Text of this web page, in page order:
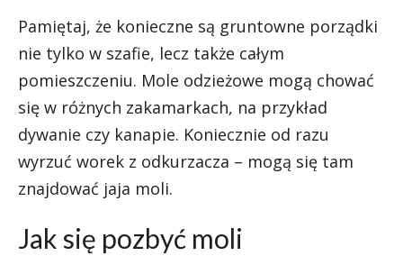
Pamiętaj, że konieczne są gruntowne porządki
nie tylko w szafie, lecz także całym
pomieszczeniu. Mole odzieżowe mogą chować
się w różnych zakamarkach, na przykład
dywanie czy kanapie. Koniecznie od razu
wyrzuć worek z odkurzacza – mogą się tam
znajdować jaja moli.
Jak się pozbyć moli